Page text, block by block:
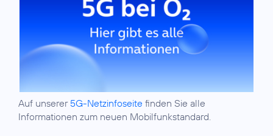
Auf unserer 5G-Netzinfoseite finden Sie alle
Informationen zum neuen Mobilfunkstandard.